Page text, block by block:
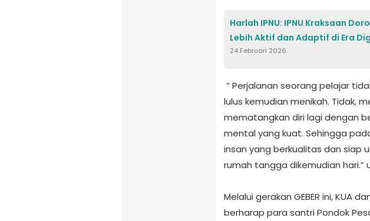
Harlah IPNU: IPNU Kraksaan
Lebih Aktif dan Adaptif di Era
24 Februari 2026
” Perjalanan seorang pelajar
lulus kemudian menikah. Tidak,
mematangkan diri lagi dengan
mental yang kuat. Sehingga
insan yang berkualitas dan siap
rumah tangga dikemudian hari.”
‎Melalui gerakan GEBER ini, KUA
berharap para santri Pondok